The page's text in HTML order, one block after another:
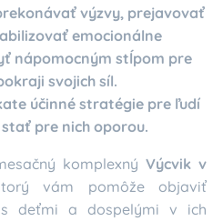
výzvy, prejavovať
emocionálne
nápomocným stĺpom pre
svojich síl.
účinné stratégie pre ľudí
pre nich oporou.
komplexný Výcvik v
vám pomôže objaviť
s deťmi a dospelými v ich